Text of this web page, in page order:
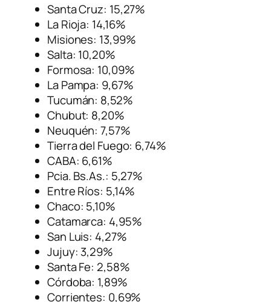
Santa Cruz: 15,27%
La Rioja: 14,16%
Misiones: 13,99%
Salta: 10,20%
Formosa: 10,09%
La Pampa: 9,67%
Tucumán: 8,52%
Chubut: 8,20%
Neuquén: 7,57%
Tierra del Fuego: 6,74%
CABA: 6,61%
Pcia. Bs.As.: 5,27%
Entre Ríos: 5,14%
Chaco: 5,10%
Catamarca: 4,95%
San Luis: 4,27%
Jujuy: 3,29%
Santa Fe: 2,58%
Córdoba: 1,89%
Corrientes: 0,69%